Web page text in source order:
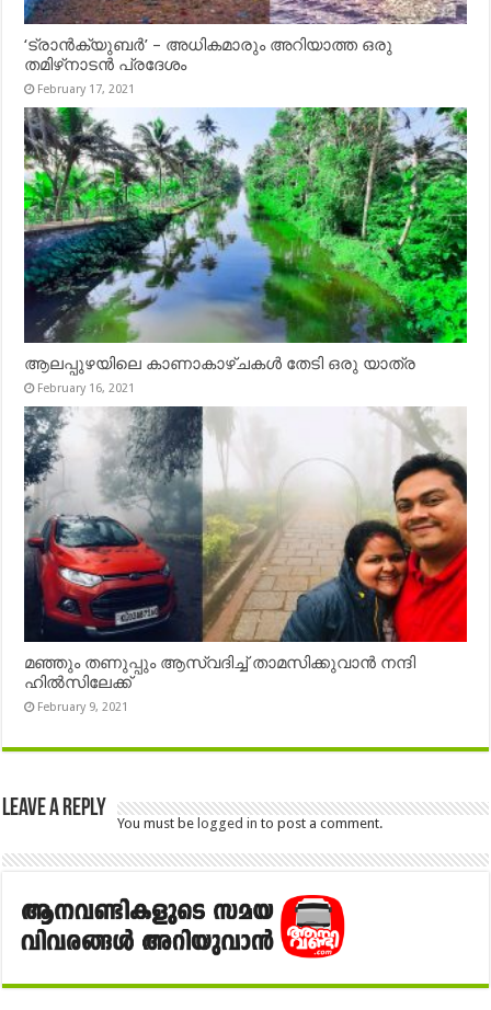
‘ട്രാൻക്യുബർ’ – അധികമാരും അറിയാത്ത ഒരു
തമിഴ്‌നാടൻ പ്രദേശം
February 17, 2021
ആലപ്പുഴയിലെ കാണാകാഴ്ചകൾ തേടി ഒരു യാത്ര
February 16, 2021
മഞ്ഞും തണുപ്പും ആസ്വദിച്ച് താമസിക്കുവാൻ നന്ദി
ഹിൽസിലേക്ക്
February 9, 2021
Leave a Reply
You must be logged in to post a comment.